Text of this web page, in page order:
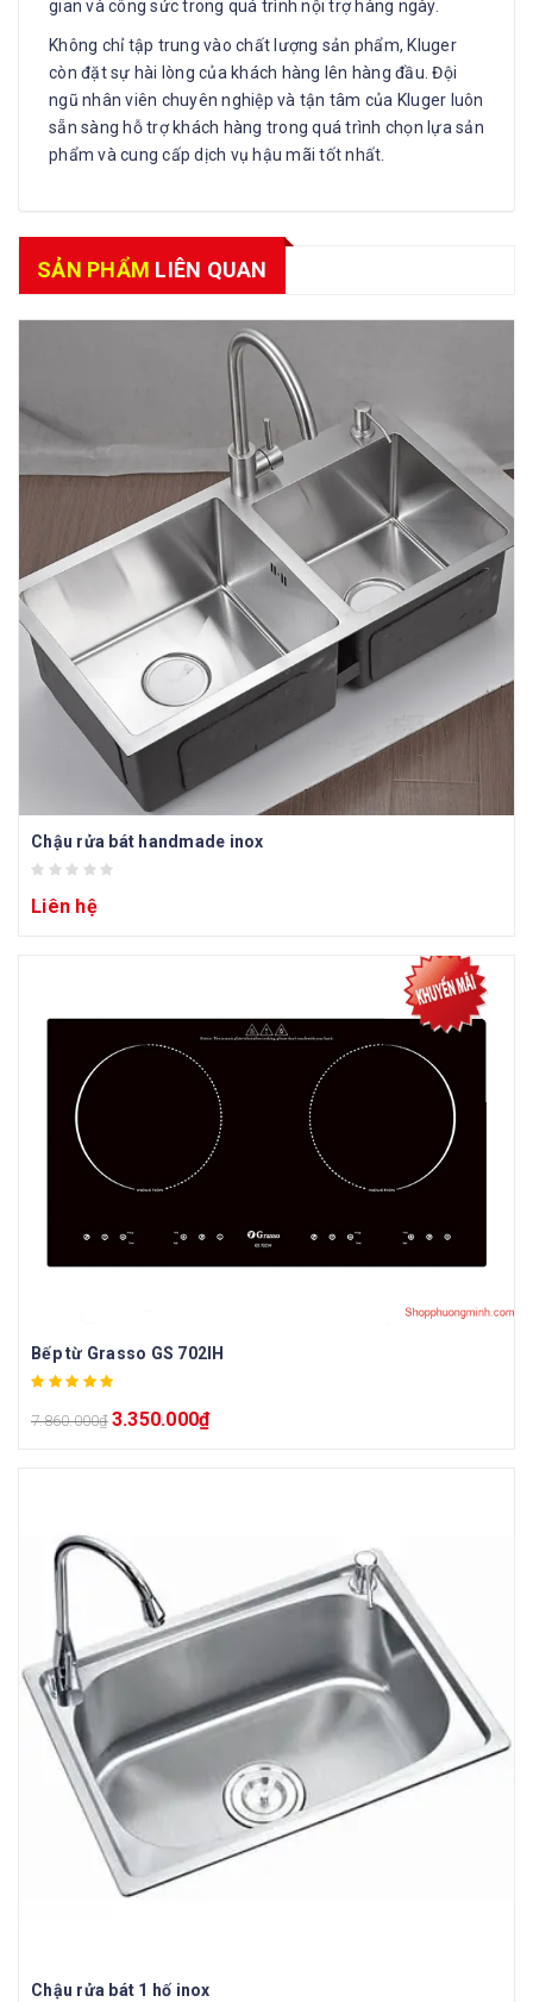
gian và công sức trong quá trình nội trợ hàng ngày.
Không chỉ tập trung vào chất lượng sản phẩm, Kluger
còn đặt sự hài lòng của khách hàng lên hàng đầu. Đội
ngũ nhân viên chuyên nghiệp và tận tâm của Kluger luôn
sẵn sàng hỗ trợ khách hàng trong quá trình chọn lựa sản
phẩm và cung cấp dịch vụ hậu mãi tốt nhất.
SẢN PHẨM LIÊN QUAN
Chậu rửa bát handmade inox
Liên hệ
Bếp từ Grasso GS 702IH
7.860.000₫ 3.350.000₫
Chậu rửa bát 1 hố inox